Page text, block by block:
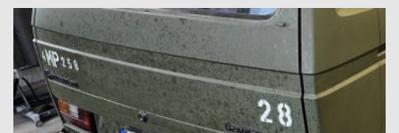
T2 DOKA SHOWCAR
PANGEA
T3 COLA PRITSCHE
T3 1.9 TD RUST N FAST